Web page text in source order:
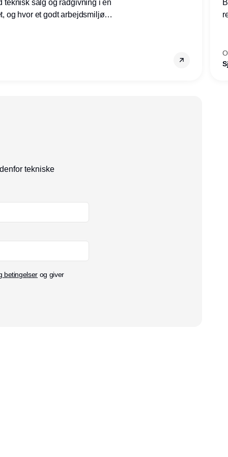
teknisk salg og rådgivning i en
og hvor et godt arbejdsmiljø
tekniske
betingelser og giver